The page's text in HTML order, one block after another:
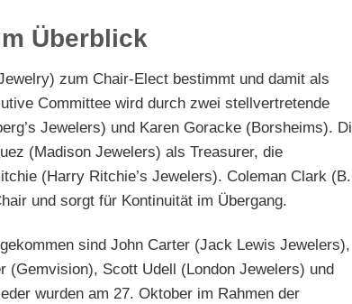
Überblick
zum Chair‑Elect bestimmt und damit als
Committee wird durch zwei stellvertretende
Jewelers) und Karen Goracke (Borsheims).
(Madison Jewelers) als Treasurer, die
(Harry Ritchie’s Jewelers). Coleman Clark
und sorgt für Kontinuität im Übergang.
sind John Carter (Jack Lewis Jewelers),
Scott Udell (London Jewelers) und
wurden am 27. Oktober im Rahmen der